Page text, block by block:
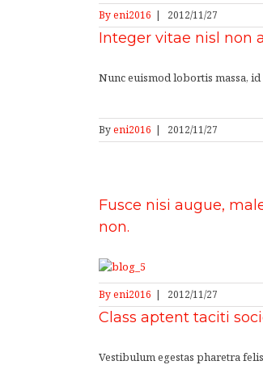
Byeni2016 | 2012/11/27
Integer vitae nisl non
Nunc euismod lobortis massa,
Byeni2016 | 2012/11/27
Fusce nisi augue,
non.
Byeni2016 | 2012/11/27
Class aptent taciti
Vestibulum egestas pharetra